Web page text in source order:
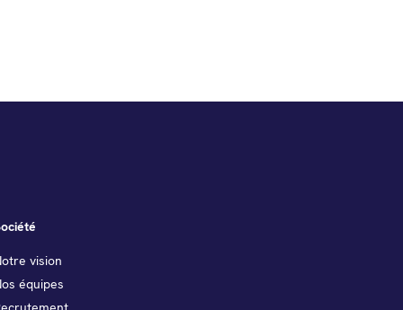
vision
équipes